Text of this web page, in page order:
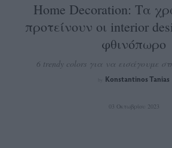
Home Decoration: Τα
προτείνουν οι interior
φθινόπωρο
6 trendy colors για να εισάγουμε
Konstantinos Tanias
03 Οκτωβρίου 2023